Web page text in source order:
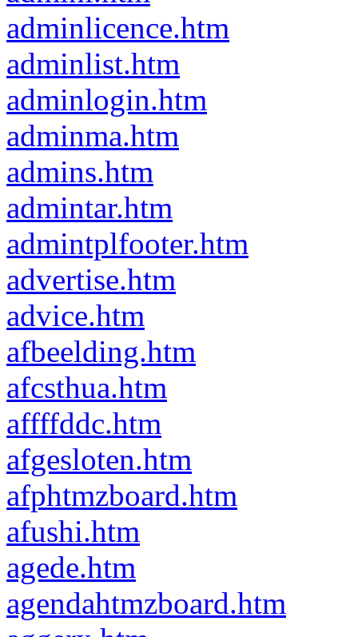
adminlicence.htm
adminlist.htm
adminlogin.htm
adminma.htm
admins.htm
admintar.htm
admintplfooter.htm
advertise.htm
advice.htm
afbeelding.htm
afcsthua.htm
affffddc.htm
afgesloten.htm
afphtmzboard.htm
afushi.htm
agede.htm
agendahtmzboard.htm